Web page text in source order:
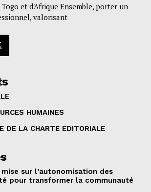
et d'Afrique Ensemble, porter un
valorisant
HUMAINES
DE LA CHARTE EDITORIALE
mise sur l’autonomisation des
pour transformer la communauté